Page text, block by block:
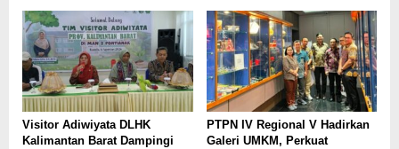
Visitor Adiwiyata DLHK
Kalimantan Barat Dampingi
PTPN IV Regional V Hadirkan
Galeri UMKM, Perkuat